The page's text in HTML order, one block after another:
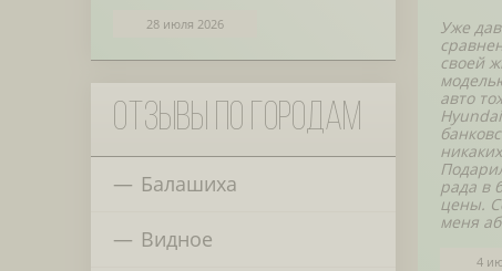
28 июля 2026
Отзывы по городам
Балашиха
Видное
Уже
своей
авто
рада в
цены.
меня
4